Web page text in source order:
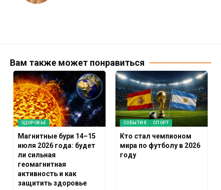
Вам также может понравиться
ЗДОРОВЬЕ
Магнитные бури 14–15
июля 2026 года: будет
ли сильная
геомагнитная
активность и как
защитить здоровье
СОБЫТИЯ СПОРТ
Кто стал чемпионом
мира по футболу в 2026
году